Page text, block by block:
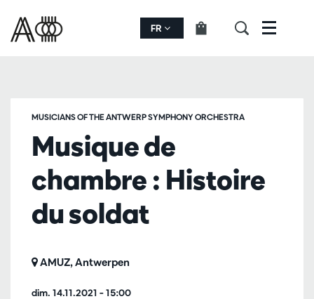
FR Menu
Musique de
chambre : Histoire
du soldat
MUSICIANS OF THE ANTWERP SYMPHONY ORCHESTRA
dim. 14.11.2021 – 15:00
AMUZ, Antwerpen